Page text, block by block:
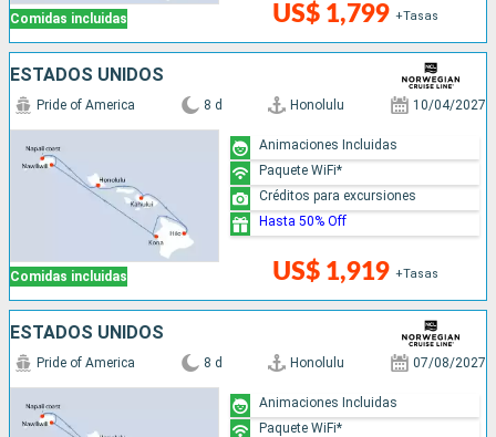
Comidas incluidas US$ 1,799 +Tasas
ESTADOS UNIDOS
Comidas incluidas
Pride of America 8 d Honolulu 10/04/2027
US$ 1,919 +Tasas
Animaciones Incluidas
Paquete WiFi*
Créditos para excursiones
Hasta 50% Off
ESTADOS UNIDOS
Pride of America 8 d Honolulu 07/08/2027
Animaciones Incluidas
Paquete WiFi*